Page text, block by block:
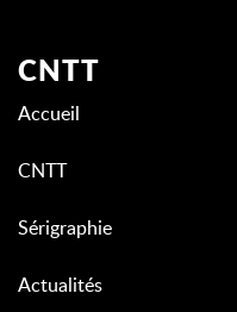
CNTT
Accueil
CNTT
Sérigraphie
Actualités